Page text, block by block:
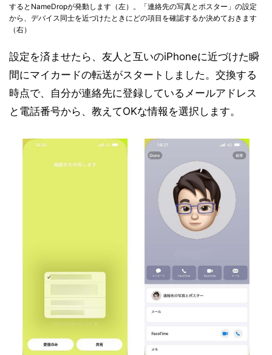
するとNameDropが発動します（左）。「連絡先の写真とポスター」の設定
から、デバイス同士を近づけたときにどの項目を確認するか決めておきます
（右）
設定を済ませたら、友人と互いのiPhoneに近づけた瞬
間にマイカードの転送がスタートしました。交換する
時点で、自分が連絡先に登録しているメールアドレス
と電話番号から、教えてOKな情報を選択します。